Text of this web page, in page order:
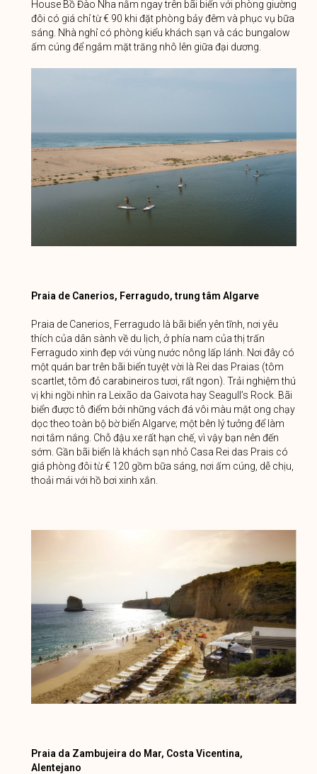
House Bồ Đào Nha nằm ngay trên bãi biển với phòng giường
đôi có giá chỉ từ € 90 khi đặt phòng bảy đêm và phục vụ bữa
sáng. Nhà nghỉ có phòng kiểu khách sạn và các bungalow
ấm cúng để ngắm mặt trăng nhô lên giữa đại dương.
Praia de Canerios, Ferragudo, trung tâm Algarve
Praia de Canerios, Ferragudo là bãi biển yên tĩnh, nơi yêu
thích của dân sành về du lịch, ở phía nam của thị trấn
Ferragudo xinh đẹp với vùng nước nông lấp lánh. Nơi đây có
một quán bar trên bãi biển tuyệt vời là Rei das Praias (tôm
scartlet, tôm đỏ carabineiros tươi, rất ngon). Trải nghiệm thú
vị khi ngồi nhìn ra Leixão da Gaivota hay Seagull’s Rock. Bãi
biển được tô điểm bởi những vách đá vôi màu mật ong chạy
dọc theo toàn bộ bờ biển Algarve; một bên lý tưởng để làm
nơi tắm nắng. Chỗ đậu xe rất hạn chế, vì vậy bạn nên đến
sớm. Gần bãi biển là khách sạn nhỏ Casa Rei das Prais có
giá phòng đôi từ € 120 gồm bữa sáng, nơi ấm cúng, dễ chịu,
thoải mái với hồ bơi xinh xắn.
Praia da Zambujeira do Mar, Costa Vicentina,
Alentejano